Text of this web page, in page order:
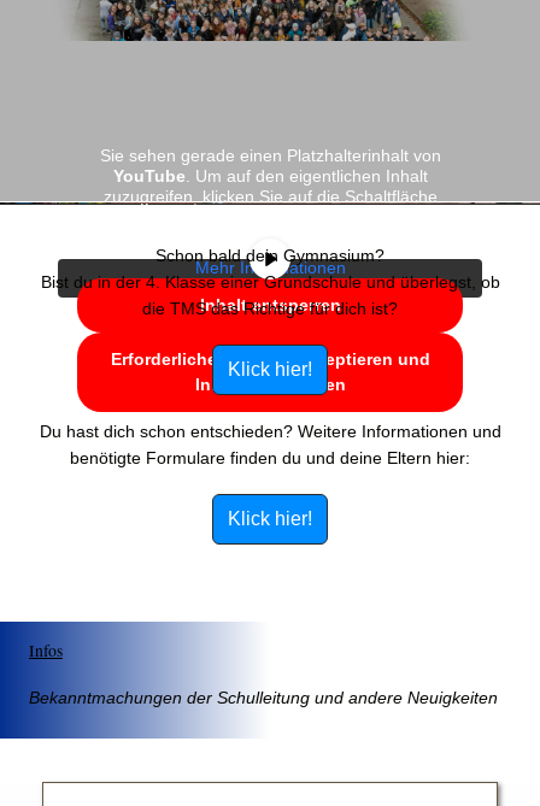
Sie sehen gerade einen Platzhalterinhalt von
YouTube . Um auf den eigentlichen Inhalt
zuzugreifen, klicken Sie auf die Schaltfläche
Mehr Informationen
Inhalt entsperren
Erforderlichen Service akzeptieren und
Inhalte entsperren
Schon bald dein Gymnasium?
Bist du in der 4. Klasse einer Grundschule und überlegst, ob
die TMS das Richtige für dich ist?
Klick hier!
Du hast dich schon entschieden? Weitere Informationen und
benötigte Formulare finden du und deine Eltern hier:
Klick hier!
Infos
Bekanntmachungen der Schulleitung und andere Neuigkeiten